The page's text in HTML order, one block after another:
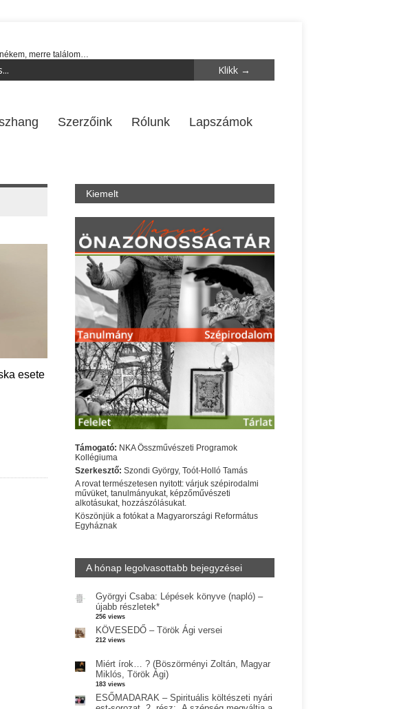
merre találom…
Szerzőink Rólunk
Lapszámok
esete
Kiemelt
Támogató: NKA Összművészeti Programok
Kollégiuma
Szerkesztő: Szondi György, Toót-Holló Tamás
A rovat természetesen nyitott: várjuk szépirodalmi
művüket, tanulmányukat, képzőművészeti
alkotásukat, hozzászólásukat.
Köszönjük a fotókat a Magyarországi Református
Egyháznak
A hónap legolvasottabb bejegyzései
Györgyi Csaba: Lépések könyve (napló) –
újabb részletek*
256 views
KÖVESEDŐ – Török Ági versei
212 views
Miért írok… ? (Böszörményi Zoltán, Magyar
Miklós, Török Ági)
183 views
ESŐMADARAK – Spirituális költészeti nyári